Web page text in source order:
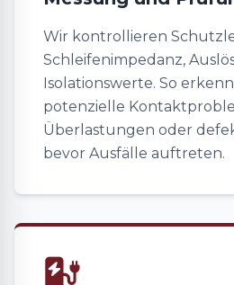
Wir kontrollieren
Schleifenimpedanz,
Isolationswerte. So
potenzielle
Überlastungen oder
bevor Ausfälle auftreten.